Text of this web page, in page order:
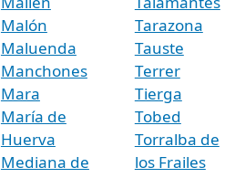
Malón
Maluenda
Manchones
Mara
María de
Huerva
Mediana de
Tarazona
Tauste
Terrer
Tierga
Tobed
Torralba de
los Frailes